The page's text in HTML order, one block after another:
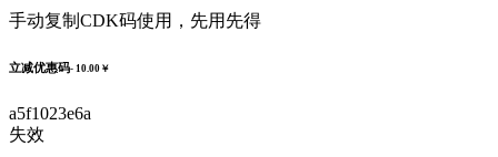
手动复制CDK码使用，先用先得
立减优惠码- 10.00￥
a5f1023e6a
失效